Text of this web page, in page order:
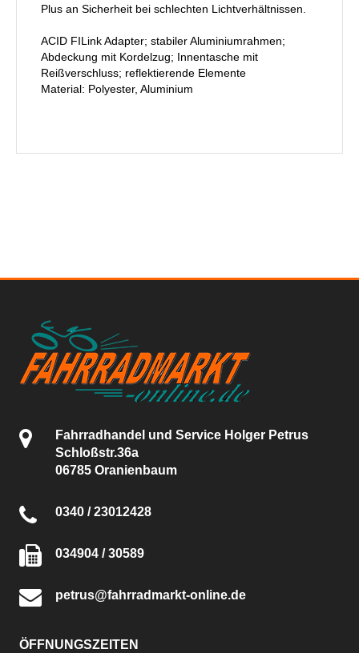
Plus an Sicherheit bei schlechten Lichtverhältnissen.
ACID FILink Adapter; stabiler Aluminiumrahmen;
Abdeckung mit Kordelzug; Innentasche mit
Reißverschluss; reflektierende Elemente
Material: Polyester, Aluminium
Fahrradhandel und Service Holger Petrus
Schloßstr.36a
06785 Oranienbaum
0340 / 23012428
034904 / 30589
petrus@fahrradmarkt-online.de
ÖFFNUNGSZEITEN